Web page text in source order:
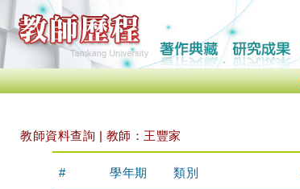
教師資料查詢 | 教師：王豐家
# 學年期 類別